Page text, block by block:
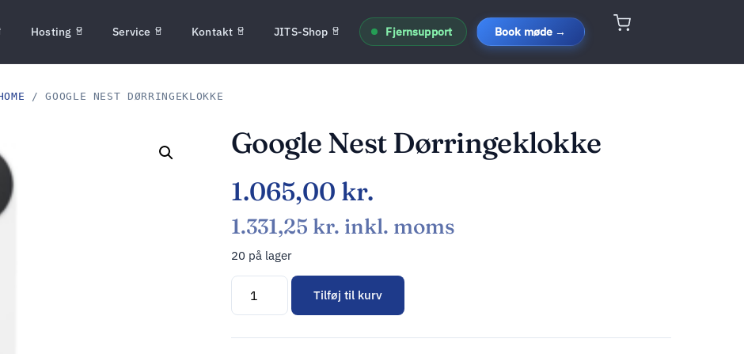
Hosting Service Kontakt JITS-Shop Fjernsupport Book møde →
/ GOOGLE NEST DØRRINGEKLOKKE
Google Nest Dørringeklokke
1.065,00 kr.
1.331,25 kr. inkl. moms
20 på lager
Tilføj til kurv
Alternative: